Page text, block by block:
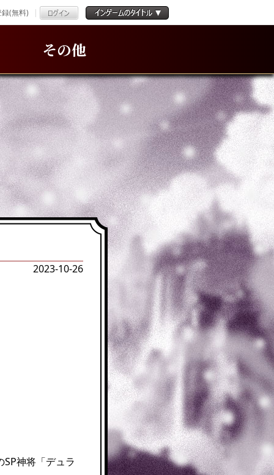
(無料)
その他
2023-10-26
SP神将「デュラ